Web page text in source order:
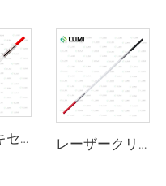
レーザーキセノンランプ L2741 – 7×100×167 mm レーザークリプトンランプ L2851-5×105×175 mm